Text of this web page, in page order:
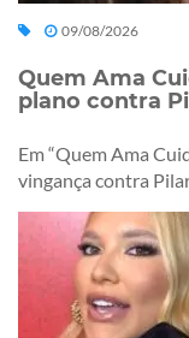
09/08/2026
Quem Ama
plano contra
Em “Quem Ama
vingança contra